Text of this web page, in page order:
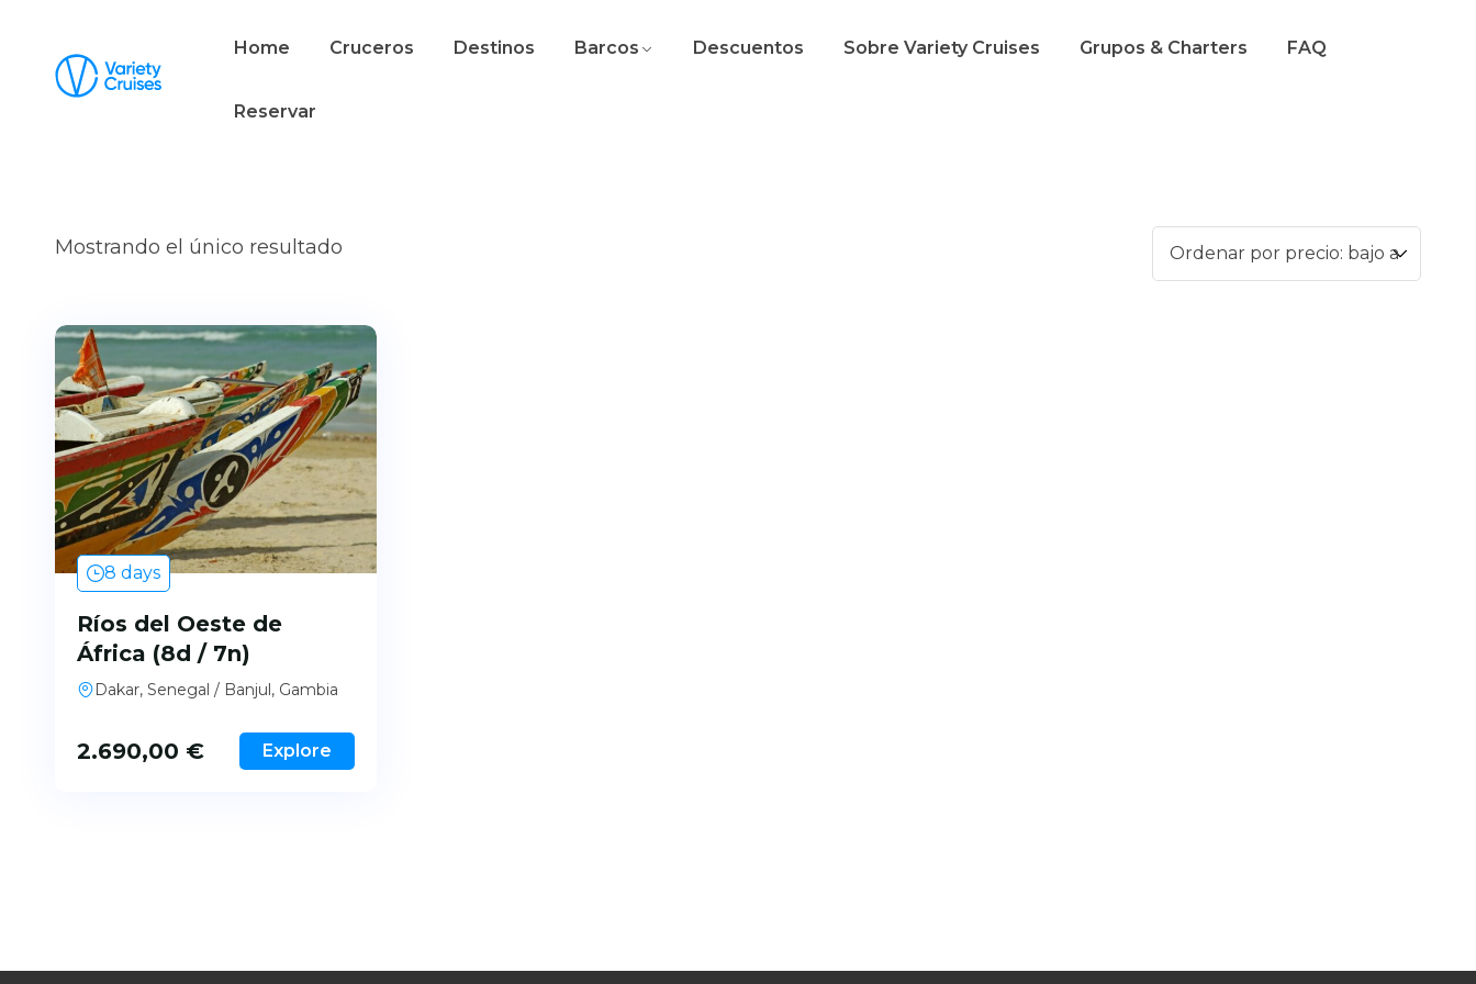
Home Cruceros Destinos Barcos Descuentos Sobre Variety Cruises Grupos & Charters FAQ
Reservar
Mostrando el único resultado
8 days
Ríos del Oeste de
África (8d / 7n)
Dakar, Senegal / Banjul, Gambia
2.690,00 € Explore